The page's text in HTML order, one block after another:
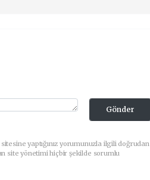
Gönder
yaptığınız yorumunuzla ilgili doğrudan
site yönetimi hiçbir şekilde sorumlu